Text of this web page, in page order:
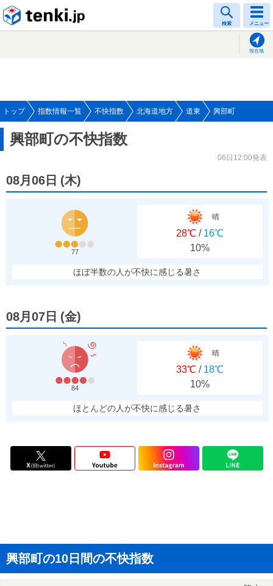
検索 メニュー
現在地
トップ 指数情報一覧 不快指数 北海道地方 道東 興部町
興部町の不快指数
06日12:00発表
08月06日 (木)
77
晴
28℃ / 16℃
10%
ほぼ半数の人が不快に感じる暑さ
08月07日 (金)
84
晴
33℃ / 18℃
10%
ほとんどの人が不快に感じる暑さ
興部町の10日間の不快指数